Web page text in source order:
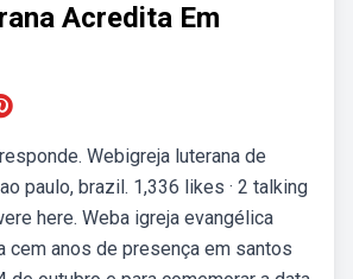
Acredita Em
Webigreja luterana de
paulo, brazil. 1,336 likes · 2 talking
here. Weba igreja evangélica
cem anos de presença em santos